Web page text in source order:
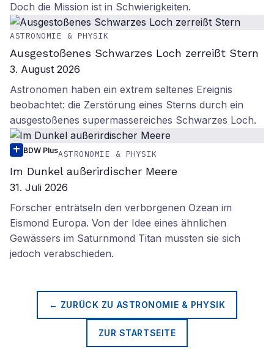
Doch die Mission ist in Schwierigkeiten.
ASTRONOMIE & PHYSIK
Ausgestoßenes Schwarzes Loch zerreißt Stern
3. August 2026
Astronomen haben ein extrem seltenes Ereignis
beobachtet: die Zerstörung eines Sterns durch ein
ausgestoßenes supermassereiches Schwarzes Loch.
BDW PlusASTRONOMIE & PHYSIK
Im Dunkel außerirdischer Meere
31. Juli 2026
Forscher enträtseln den verborgenen Ozean im
Eismond Europa. Von der Idee eines ähnlichen
Gewässers im Saturnmond Titan mussten sie sich
jedoch verabschieden.
← ZURÜCK ZU ASTRONOMIE & PHYSIK
ZUR STARTSEITE